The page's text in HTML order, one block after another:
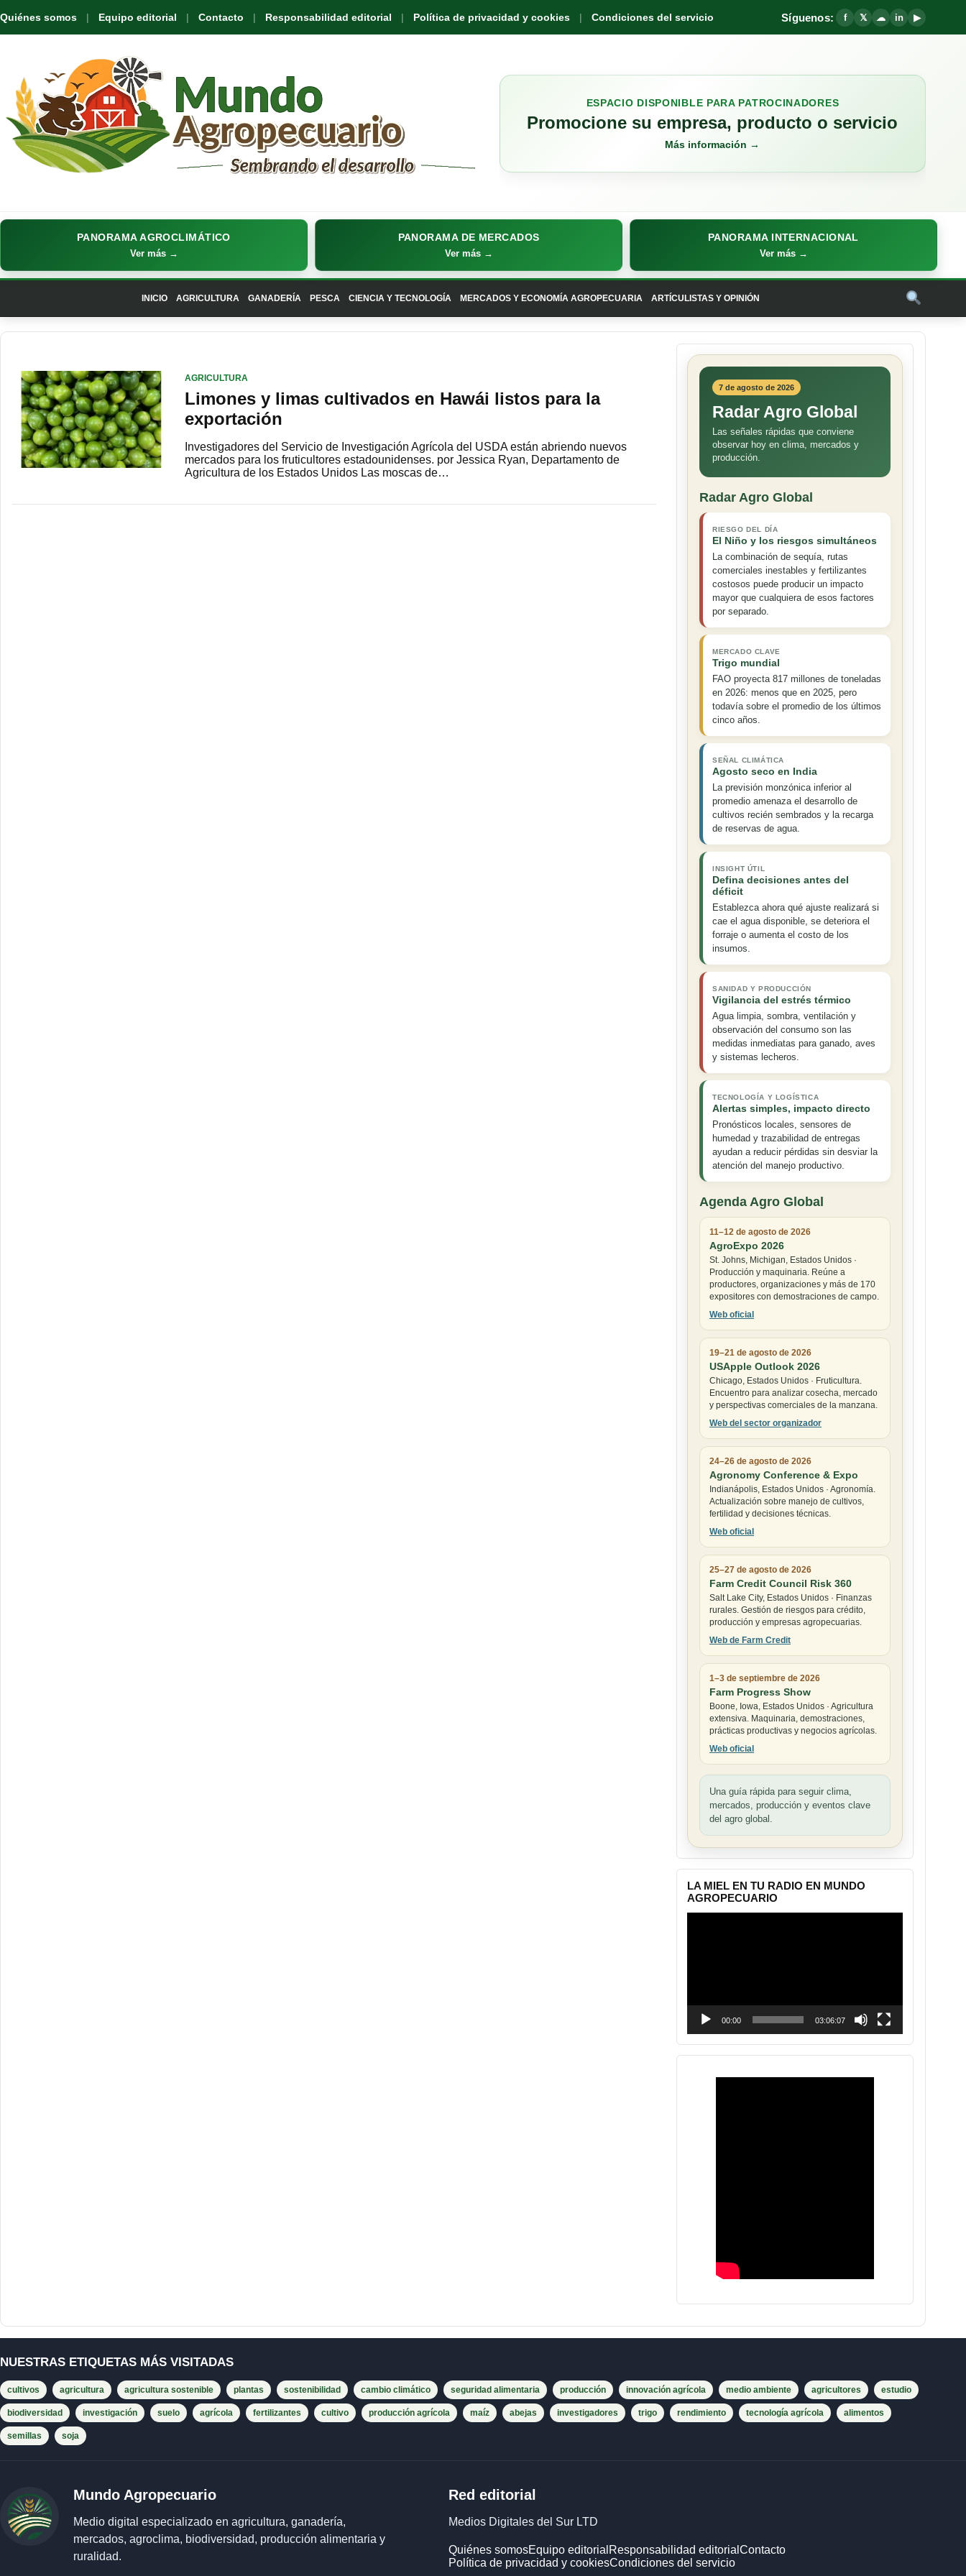
Quiénes somos Equipo editorial Contacto Responsabilidad editorial Política de privacidad y cookies Condiciones del servicio Síguenos: f 𝕏 ☁ in ▶
ESPACIO DISPONIBLE PARA PATROCINADORES
Promocione su empresa, producto o servicio
Más información →
PANORAMA AGROCLIMÁTICO
Ver más →
PANORAMA DE MERCADOS
Ver más →
PANORAMA INTERNACIONAL
Ver más →
INICIO AGRICULTURA GANADERÍA PESCA CIENCIA Y TECNOLOGÍA MERCADOS Y ECONOMÍA AGROPECUARIA ARTÍCULISTAS Y OPINIÓN
AGRICULTURA
Limones y limas cultivados en Hawái listos para la
exportación
Investigadores del Servicio de Investigación Agrícola del USDA están abriendo nuevos
mercados para los fruticultores estadounidenses. por Jessica Ryan, Departamento de
Agricultura de los Estados Unidos Las moscas de…
7 de agosto de 2026
Radar Agro Global
Las señales rápidas que conviene
observar hoy en clima, mercados y
producción.
Radar Agro Global
RIESGO DEL DÍA
El Niño y los riesgos simultáneos
La combinación de sequía, rutas
comerciales inestables y fertilizantes
costosos puede producir un impacto
mayor que cualquiera de esos factores
por separado.
MERCADO CLAVE
Trigo mundial
FAO proyecta 817 millones de toneladas
en 2026: menos que en 2025, pero
todavía sobre el promedio de los últimos
cinco años.
SEÑAL CLIMÁTICA
Agosto seco en India
La previsión monzónica inferior al
promedio amenaza el desarrollo de
cultivos recién sembrados y la recarga
de reservas de agua.
INSIGHT ÚTIL
Defina decisiones antes del
déficit
Establezca ahora qué ajuste realizará si
cae el agua disponible, se deteriora el
forraje o aumenta el costo de los
insumos.
SANIDAD Y PRODUCCIÓN
Vigilancia del estrés térmico
Agua limpia, sombra, ventilación y
observación del consumo son las
medidas inmediatas para ganado, aves
y sistemas lecheros.
TECNOLOGÍA Y LOGÍSTICA
Alertas simples, impacto directo
Pronósticos locales, sensores de
humedad y trazabilidad de entregas
ayudan a reducir pérdidas sin desviar la
atención del manejo productivo.
Agenda Agro Global
11–12 de agosto de 2026
AgroExpo 2026
St. Johns, Michigan, Estados Unidos ·
Producción y maquinaria. Reúne a
productores, organizaciones y más de 170
expositores con demostraciones de campo.
Web oficial
19–21 de agosto de 2026
USApple Outlook 2026
Chicago, Estados Unidos · Fruticultura.
Encuentro para analizar cosecha, mercado
y perspectivas comerciales de la manzana.
Web del sector organizador
24–26 de agosto de 2026
Agronomy Conference & Expo
Indianápolis, Estados Unidos · Agronomía.
Actualización sobre manejo de cultivos,
fertilidad y decisiones técnicas.
Web oficial
25–27 de agosto de 2026
Farm Credit Council Risk 360
Salt Lake City, Estados Unidos · Finanzas
rurales. Gestión de riesgos para crédito,
producción y empresas agropecuarias.
Web de Farm Credit
1–3 de septiembre de 2026
Farm Progress Show
Boone, Iowa, Estados Unidos · Agricultura
extensiva. Maquinaria, demostraciones,
prácticas productivas y negocios agrícolas.
Web oficial
Una guía rápida para seguir clima,
mercados, producción y eventos clave
del agro global.
LA MIEL EN TU RADIO EN MUNDO
AGROPECUARIO
00:00 03:06:07
NUESTRAS ETIQUETAS MÁS VISITADAS
cultivos agricultura agricultura sostenible plantas sostenibilidad cambio climático seguridad alimentaria producción innovación agrícola medio ambiente agricultores estudio
biodiversidad investigación suelo agrícola fertilizantes cultivo producción agrícola maíz abejas investigadores trigo rendimiento tecnología agrícola alimentos
semillas soja
Mundo Agropecuario
Medio digital especializado en agricultura, ganadería,
mercados, agroclima, biodiversidad, producción alimentaria y
ruralidad.
Red editorial
Medios Digitales del Sur LTD
Quiénes somosEquipo editorial Responsabilidad editorial Contacto
Política de privacidad y cookiesCondiciones del servicio